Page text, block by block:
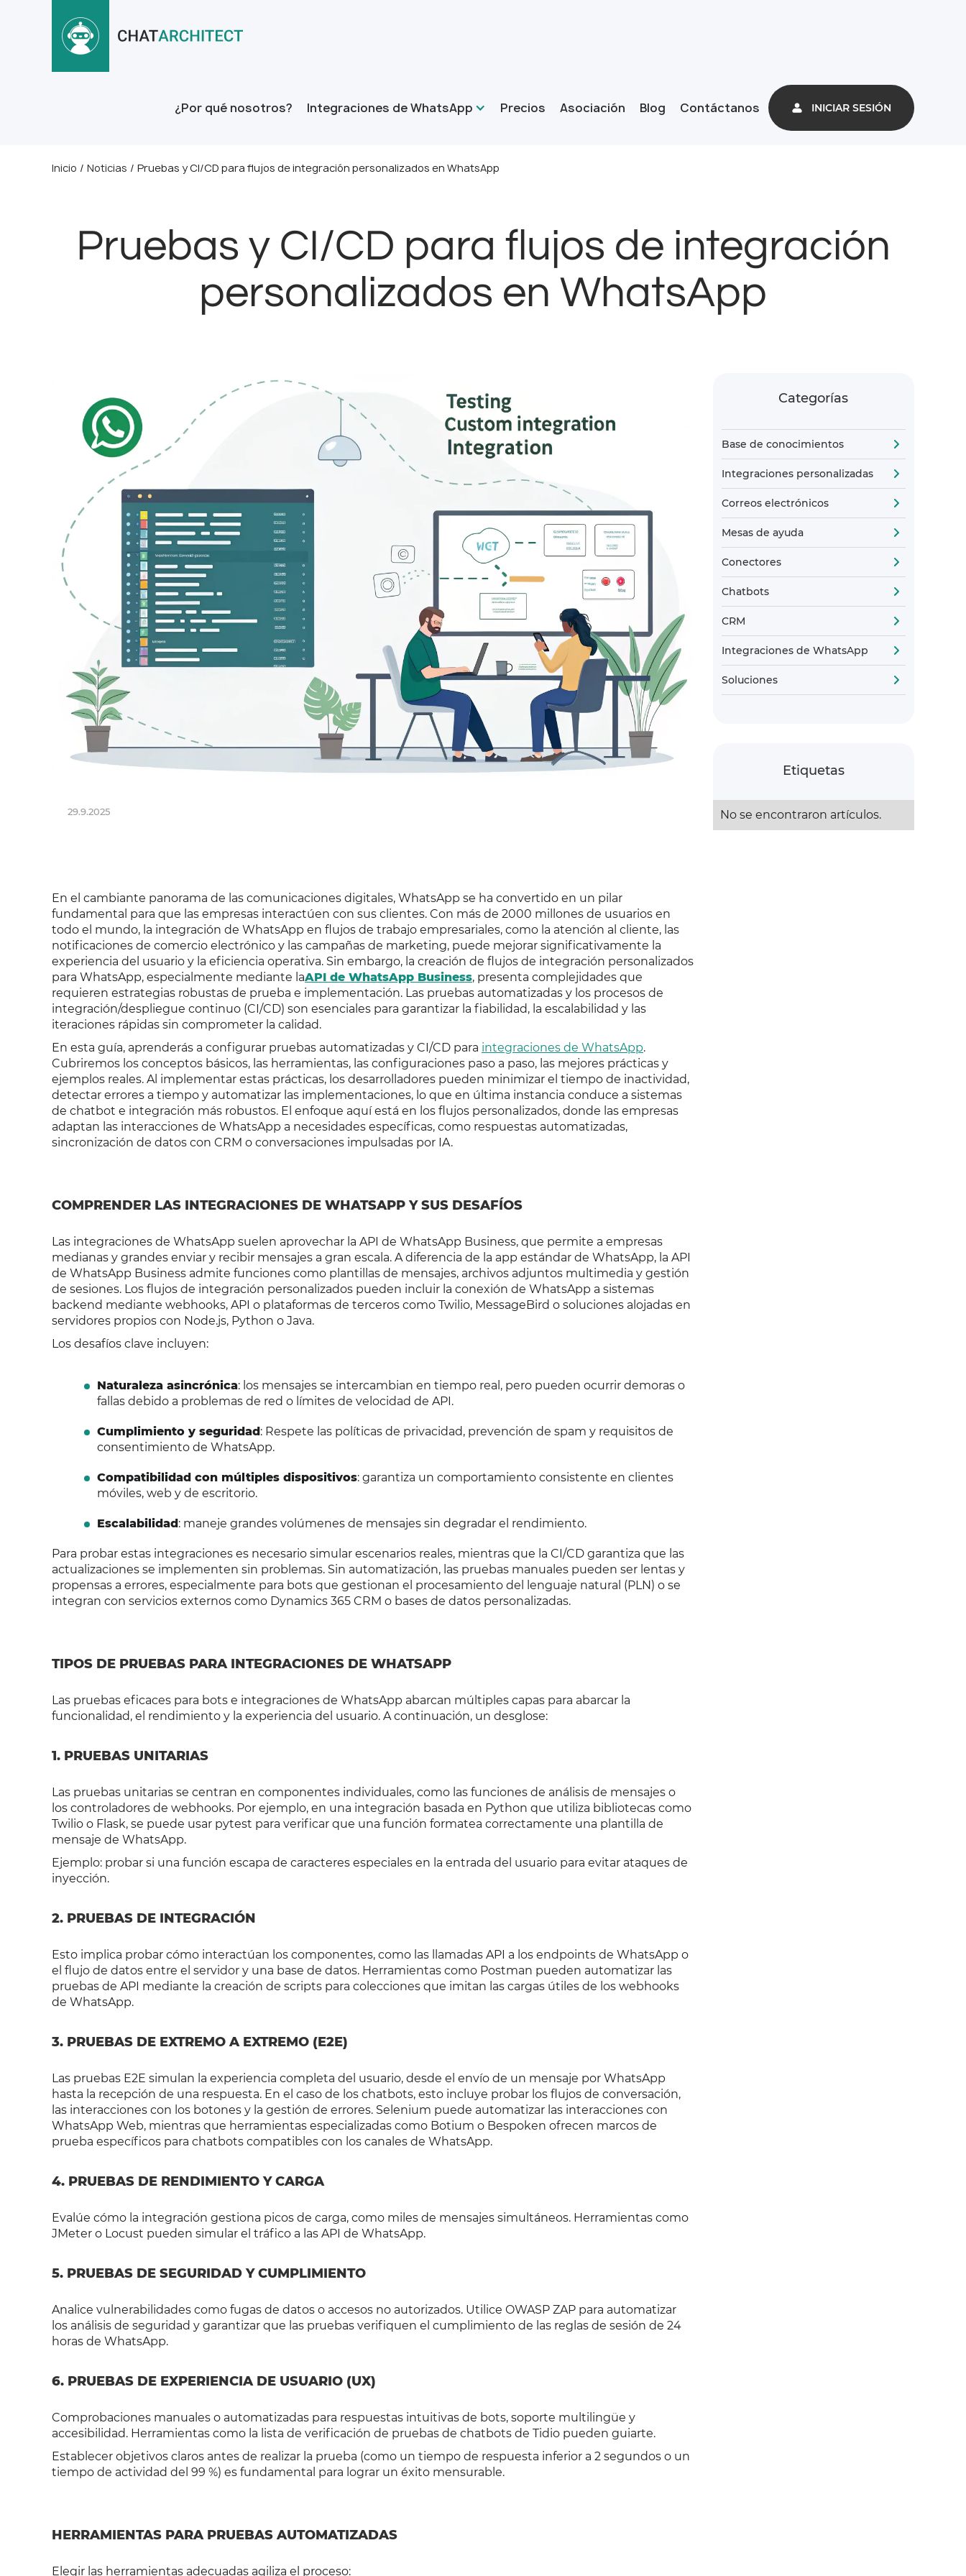
¿Por qué nosotros? Integraciones de WhatsApp Precios Asociación Blog Contáctanos INICIAR SESIÓN
Inicio / Noticias / Pruebas y CI/CD para flujos de integración personalizados en WhatsApp
Pruebas y CI/CD para flujos de integración
personalizados en WhatsApp
29.9.2025
En el cambiante panorama de las comunicaciones digitales, WhatsApp se ha convertido en un pilar
fundamental para que las empresas interactúen con sus clientes. Con más de 2000 millones de usuarios en
todo el mundo, la integración de WhatsApp en flujos de trabajo empresariales, como la atención al cliente, las
notificaciones de comercio electrónico y las campañas de marketing, puede mejorar significativamente la
experiencia del usuario y la eficiencia operativa. Sin embargo, la creación de flujos de integración personalizados
para WhatsApp, especialmente mediante laAPI de WhatsApp Business, presenta complejidades que
requieren estrategias robustas de prueba e implementación. Las pruebas automatizadas y los procesos de
integración/despliegue continuo (CI/CD) son esenciales para garantizar la fiabilidad, la escalabilidad y las
iteraciones rápidas sin comprometer la calidad.
En esta guía, aprenderás a configurar pruebas automatizadas y CI/CD para integraciones de WhatsApp.
Cubriremos los conceptos básicos, las herramientas, las configuraciones paso a paso, las mejores prácticas y
ejemplos reales. Al implementar estas prácticas, los desarrolladores pueden minimizar el tiempo de inactividad,
detectar errores a tiempo y automatizar las implementaciones, lo que en última instancia conduce a sistemas
de chatbot e integración más robustos. El enfoque aquí está en los flujos personalizados, donde las empresas
adaptan las interacciones de WhatsApp a necesidades específicas, como respuestas automatizadas,
sincronización de datos con CRM o conversaciones impulsadas por IA.
COMPRENDER LAS INTEGRACIONES DE WHATSAPP Y SUS DESAFÍOS
Las integraciones de WhatsApp suelen aprovechar la API de WhatsApp Business, que permite a empresas
medianas y grandes enviar y recibir mensajes a gran escala. A diferencia de la app estándar de WhatsApp, la API
de WhatsApp Business admite funciones como plantillas de mensajes, archivos adjuntos multimedia y gestión
de sesiones. Los flujos de integración personalizados pueden incluir la conexión de WhatsApp a sistemas
backend mediante webhooks, API o plataformas de terceros como Twilio, MessageBird o soluciones alojadas en
servidores propios con Node.js, Python o Java.
Los desafíos clave incluyen:
Naturaleza asincrónica: los mensajes se intercambian en tiempo real, pero pueden ocurrir demoras o
fallas debido a problemas de red o límites de velocidad de API.
Cumplimiento y seguridad: Respete las políticas de privacidad, prevención de spam y requisitos de
consentimiento de WhatsApp.
Compatibilidad con múltiples dispositivos: garantiza un comportamiento consistente en clientes
móviles, web y de escritorio.
Escalabilidad: maneje grandes volúmenes de mensajes sin degradar el rendimiento.
Para probar estas integraciones es necesario simular escenarios reales, mientras que la CI/CD garantiza que las
actualizaciones se implementen sin problemas. Sin automatización, las pruebas manuales pueden ser lentas y
propensas a errores, especialmente para bots que gestionan el procesamiento del lenguaje natural (PLN) o se
integran con servicios externos como Dynamics 365 CRM o bases de datos personalizadas.
TIPOS DE PRUEBAS PARA INTEGRACIONES DE WHATSAPP
Las pruebas eficaces para bots e integraciones de WhatsApp abarcan múltiples capas para abarcar la
funcionalidad, el rendimiento y la experiencia del usuario. A continuación, un desglose:
1. PRUEBAS UNITARIAS
Las pruebas unitarias se centran en componentes individuales, como las funciones de análisis de mensajes o
los controladores de webhooks. Por ejemplo, en una integración basada en Python que utiliza bibliotecas como
Twilio o Flask, se puede usar pytest para verificar que una función formatea correctamente una plantilla de
mensaje de WhatsApp.
Ejemplo: probar si una función escapa de caracteres especiales en la entrada del usuario para evitar ataques de
inyección.
2. PRUEBAS DE INTEGRACIÓN
Esto implica probar cómo interactúan los componentes, como las llamadas API a los endpoints de WhatsApp o
el flujo de datos entre el servidor y una base de datos. Herramientas como Postman pueden automatizar las
pruebas de API mediante la creación de scripts para colecciones que imitan las cargas útiles de los webhooks
de WhatsApp.
3. PRUEBAS DE EXTREMO A EXTREMO (E2E)
Las pruebas E2E simulan la experiencia completa del usuario, desde el envío de un mensaje por WhatsApp
hasta la recepción de una respuesta. En el caso de los chatbots, esto incluye probar los flujos de conversación,
las interacciones con los botones y la gestión de errores. Selenium puede automatizar las interacciones con
WhatsApp Web, mientras que herramientas especializadas como Botium o Bespoken ofrecen marcos de
prueba específicos para chatbots compatibles con los canales de WhatsApp.
4. PRUEBAS DE RENDIMIENTO Y CARGA
Evalúe cómo la integración gestiona picos de carga, como miles de mensajes simultáneos. Herramientas como
JMeter o Locust pueden simular el tráfico a las API de WhatsApp.
5. PRUEBAS DE SEGURIDAD Y CUMPLIMIENTO
Analice vulnerabilidades como fugas de datos o accesos no autorizados. Utilice OWASP ZAP para automatizar
los análisis de seguridad y garantizar que las pruebas verifiquen el cumplimiento de las reglas de sesión de 24
horas de WhatsApp.
6. PRUEBAS DE EXPERIENCIA DE USUARIO (UX)
Comprobaciones manuales o automatizadas para respuestas intuitivas de bots, soporte multilingüe y
accesibilidad. Herramientas como la lista de verificación de pruebas de chatbots de Tidio pueden guiarte.
Establecer objetivos claros antes de realizar la prueba (como un tiempo de respuesta inferior a 2 segundos o un
tiempo de actividad del 99 %) es fundamental para lograr un éxito mensurable.
HERRAMIENTAS PARA PRUEBAS AUTOMATIZADAS
Elegir las herramientas adecuadas agiliza el proceso:
Categorías
Base de conocimientos
Integraciones personalizadas
Correos electrónicos
Mesas de ayuda
Conectores
Chatbots
CRM
Integraciones de WhatsApp
Soluciones
Etiquetas
No se encontraron artículos.